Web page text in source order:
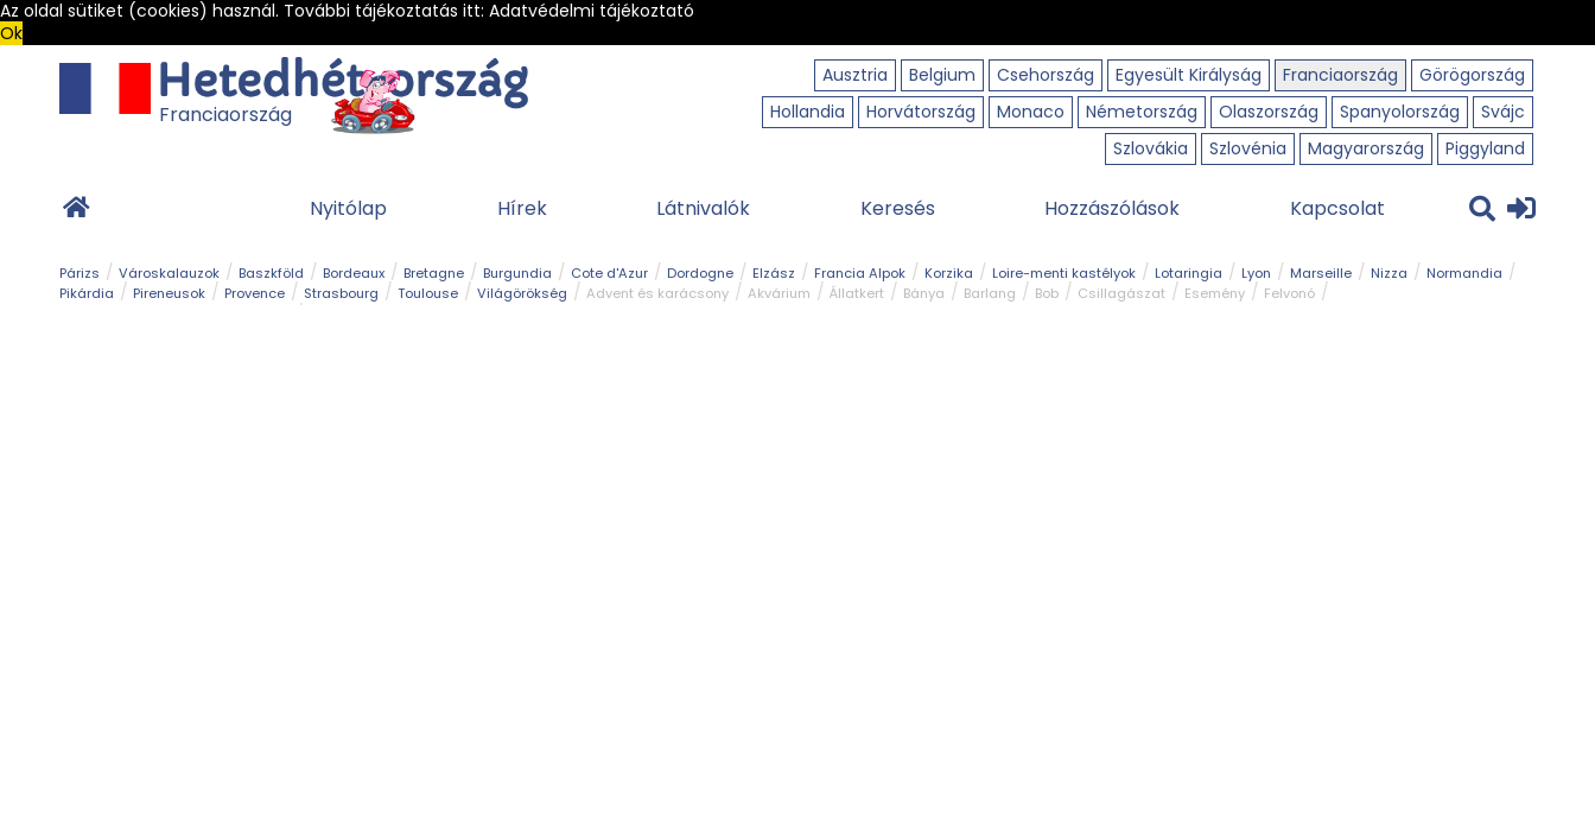
Az oldal sütiket (cookies) használ. További tájékoztatás itt: Adatvédelmi tájékoztató
Ok
Ausztria
Belgium Csehország Egyesült Királyság Franciaország
Görögország
Hollandia
Horvátország Monaco Németország Olaszország Spanyolország
Svájc
Szlovákia
Szlovénia Magyarország Piggyland
Franciaország
Nyitólap Hírek Látnivalók Keresés Hozzászólások Kapcsolat
Párizs Városkalauzok Baszkföld Bordeaux Bretagne Burgundia Cote d'Azur Dordogne Elzász Francia Alpok Korzika Loire-menti kastélyok Lotaringia Lyon Marseille Nizza
Normandia
Pikárdia
Pireneusok Provence Strasbourg Toulouse Világörökség Advent és karácsony Akvárium Állatkert Bánya Barlang Bob Csillagászat Esemény
Felvonó